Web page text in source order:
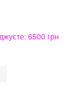
6500 грн